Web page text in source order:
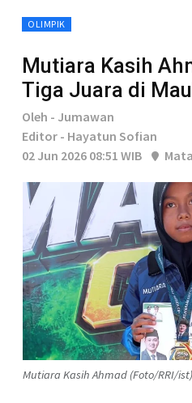
OLIMPIK
Mutiara Kasih
Tiga Juara di
Oleh - Jumawan
Editor - Hayatun Sofian
02 Jun 2026 08:51 WIB
Mutiara Kasih Ahmad (Foto/RRI/ist)